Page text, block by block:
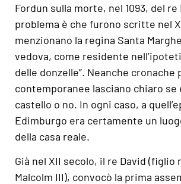
Fordun sulla morte, nel 1093, del re
problema è che furono scritte nel
menzionano la regina Santa
vedova, come residente
delle donzelle”. Neanche cronache
contemporanee lasciano chiaro se
castello o no. In ogni caso, a
Edimburgo era certamente un
della casa reale.
Già nel XII secolo, il re David (figlio
Malcolm III), convocò la prima